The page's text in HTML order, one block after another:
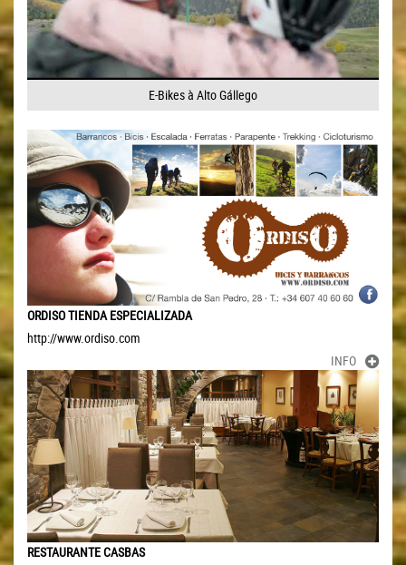
E-Bikes à Alto Gállego
ORDISO TIENDA ESPECIALIZADA
http://www.ordiso.com
INFO
RESTAURANTE CASBAS